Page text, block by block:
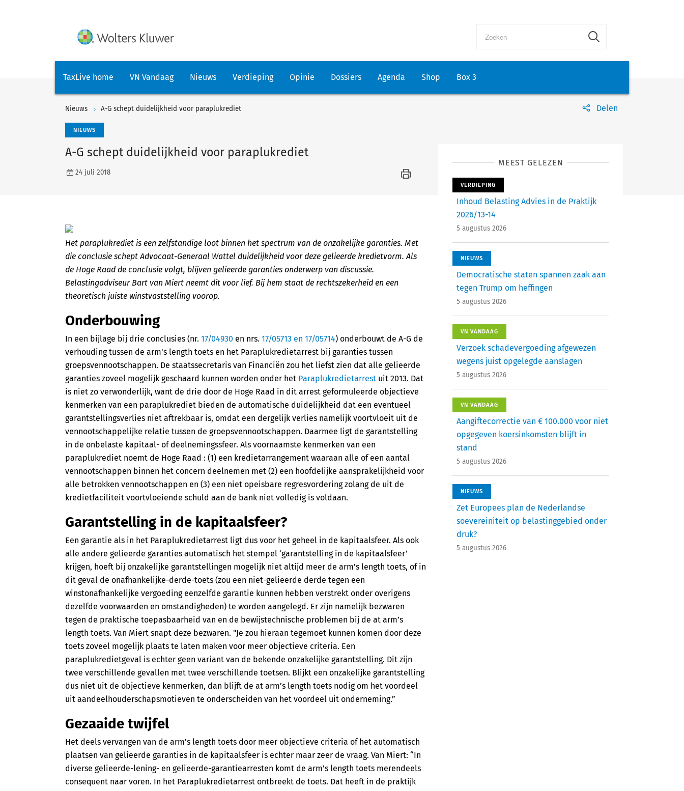
TaxLive home VN Vandaag Nieuws Verdieping Opinie Dossiers Agenda Shop Box 3
Nieuws A-G schept duidelijkheid voor paraplukrediet Delen
NIEUWS
A-G schept duidelijkheid voor paraplukrediet
24 juli 2018
Het paraplukrediet is een zelfstandige loot binnen het spectrum van de onzakelijke garanties. Met
die conclusie schept Advocaat-Generaal Wattel duidelijkheid voor deze gelieerde kredietvorm. Als
de Hoge Raad de conclusie volgt, blijven gelieerde garanties onderwerp van discussie.
Belastingadviseur Bart van Miert neemt dit voor lief. Bij hem staat de rechtszekerheid en een
theoretisch juiste winstvaststelling voorop.
Onderbouwing
In een bijlage bij drie conclusies (nr. 17/04930 en nrs. 17/05713 en 17/05714) onderbouwt de A-G de
verhouding tussen de arm's length toets en het Paraplukredietarrest bij garanties tussen
groepsvennootschappen. De staatssecretaris van Financiën zou het liefst zien dat alle gelieerde
garanties zoveel mogelijk geschaard kunnen worden onder het Paraplukredietarrest uit 2013. Dat
is niet zo verwonderlijk, want de drie door de Hoge Raad in dit arrest geformuleerde objectieve
kenmerken van een paraplukrediet bieden de automatische duidelijkheid dat een eventueel
garantstellingsverlies niet aftrekbaar is, omdat een dergelijk verlies namelijk voortvloeit uit de
vennootschappelijke relatie tussen de groepsvennootschappen. Daarmee ligt de garantstelling
in de onbelaste kapitaal- of deelnemingssfeer. Als voornaamste kenmerken van een
paraplukrediet noemt de Hoge Raad : (1) een kredietarrangement waaraan alle of een aantal
vennootschappen binnen het concern deelnemen met (2) een hoofdelijke aansprakelijkheid voor
alle betrokken vennootschappen en (3) een niet opeisbare regresvordering zolang de uit de
kredietfaciliteit voortvloeiende schuld aan de bank niet volledig is voldaan.
Garantstelling in de kapitaalsfeer?
Een garantie als in het Paraplukredietarrest ligt dus voor het geheel in de kapitaalsfeer. Als ook
alle andere gelieerde garanties automatisch het stempel ‘garantstelling in de kapitaalsfeer’
krijgen, hoeft bij onzakelijke garantstellingen mogelijk niet altijd meer de arm’s length toets, of in
dit geval de onafhankelijke-derde-toets (zou een niet-gelieerde derde tegen een
winstonafhankelijke vergoeding eenzelfde garantie kunnen hebben verstrekt onder overigens
dezelfde voorwaarden en omstandigheden) te worden aangelegd. Er zijn namelijk bezwaren
tegen de praktische toepasbaarheid van en de bewijstechnische problemen bij de at arm’s
length toets. Van Miert snapt deze bezwaren. "Je zou hieraan tegemoet kunnen komen door deze
toets zoveel mogelijk plaats te laten maken voor meer objectieve criteria. Een
paraplukredietgeval is echter geen variant van de bekende onzakelijke garantstelling. Dit zijn
twee verschillende gevallen met twee verschillende toetsen. Blijkt een onzakelijke garantstelling
dus niet uit de objectieve kenmerken, dan blijft de at arm’s length toets nodig om het voordeel
uit aandeelhouderschapsmotieven te onderscheiden van het voordeel uit onderneming.”
Gezaaide twijfel
Het deels vervangen van de arm’s length toets door meer objectieve criteria of het automatisch
plaatsen van gelieerde garanties in de kapitaalsfeer is echter maar zeer de vraag. Van Miert: “In
diverse gelieerde-lening- en gelieerde-garantiearresten komt de arm’s length toets merendeels
consequent naar voren. In het Paraplukredietarrest ontbreekt de toets. Dat heeft in de praktijk
MEEST GELEZEN
VERDIEPING
Inhoud Belasting Advies in de Praktijk
2026/13-14
5 augustus 2026
NIEUWS
Democratische staten spannen zaak aan
tegen Trump om heffingen
5 augustus 2026
VN VANDAAG
Verzoek schadevergoeding afgewezen
wegens juist opgelegde aanslagen
5 augustus 2026
VN VANDAAG
Aangiftecorrectie van € 100.000 voor niet
opgegeven koersinkomsten blijft in
stand
5 augustus 2026
NIEUWS
Zet Europees plan de Nederlandse
soevereiniteit op belastinggebied onder
druk?
5 augustus 2026